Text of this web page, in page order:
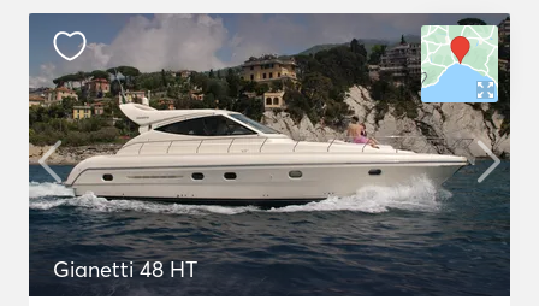
Gianetti 48 HT